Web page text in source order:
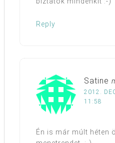
Reply
Satine
2012.
11:58
Én is már múlt héten